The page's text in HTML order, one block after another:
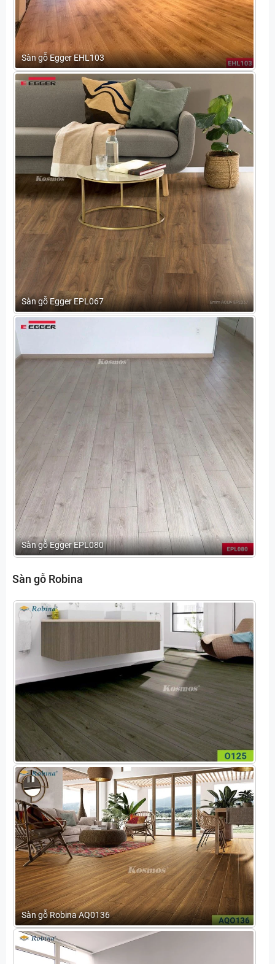
Sàn gỗ Egger EHL103
Sàn gỗ Egger EPL067
Sàn gỗ Egger EPL080
Sàn gỗ Robina
Sàn gỗ Robina AQ0136